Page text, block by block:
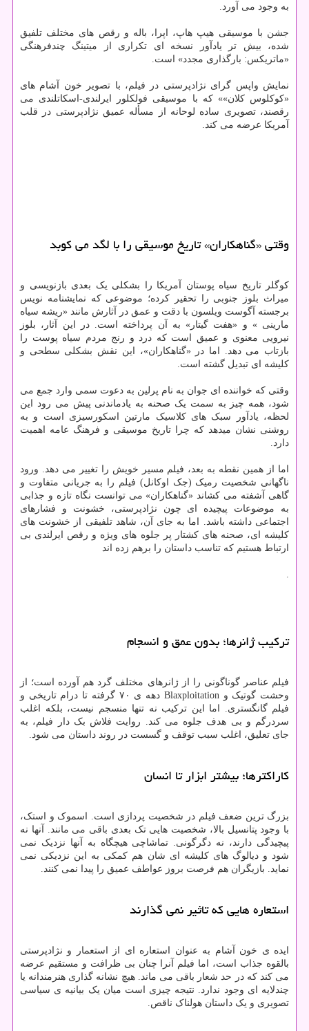
به وجود می آورد.
جشن با موسیقی هیپ هاپ، اپرا، باله و رقص های مختلف تلفیق
شده، بیش تر یادآور نسخه ای تکراری از میتینگ چندفرهنگی
«ماتریکس: بارگذاری مجدد» است.
نمایش واپس گرای نژادپرستی در فیلم، با تصویر خون آشام های
«کوکلوس کلان»» که با موسیقی فولکلور ایرلندی-اسکاتلندی می
رقصند، تصویری ساده لوحانه از مسأله عمیق نژادپرستی در قلب
آمریکا عرضه می کند.
وقتی «گناهکاران» تاریخ موسیقی را با لگد می کوبد
کوگلر تاریخ سیاه پوستان آمریکا را بشکلی یک بعدی بازنویسی و
میراث بلوز جنوبی را تحقیر کرده؛ موضوعی که نمایشنامه نویس
برجسته آگوست ویلسون با دقت و عمق در آثارش مانند «ریشه سیاه
مارینی » و «هفت گیتار» به آن پرداخته است. در این آثار، بلوز
نیرویی معنوی و عمیق است که درد و رنج مردم سیاه پوست را
بازتاب می دهد. اما در «گناهکاران»، این نقش بشکلی سطحی و
کلیشه ای تبدیل گشته است.
وقتی که خواننده ای جوان به نام پرلین به دعوت سمی وارد جمع می
شود، همه چیز به سمت یک صحنه به یادماندنی پیش می رود این
لحظه، یادآور سبک های کلاسیک مارتین اسکورسیزی است و به
روشنی نشان میدهد که چرا تاریخ موسیقی و فرهنگ عامه اهمیت
دارد.
اما از همین نقطه به بعد، فیلم مسیر خویش را تغییر می دهد. ورود
ناگهانی شخصیت رمیک (جک اوکانل) فیلم را به جریانی متفاوت و
گاهی آشفته می کشاند «گناهکاران» می توانست نگاه تازه و جذابی
به موضوعات پیچیده ای چون نژادپرستی، خشونت و فشارهای
اجتماعی داشته باشد. اما به جای آن، شاهد تلفیقی از خشونت های
کلیشه ای، صحنه های کشتار پر جلوه های ویژه و رقص ایرلندی بی
ارتباط هستیم که تناسب داستان را برهم زده اند
ترکیب ژانرها؛ بدون عمق و انسجام
فیلم عناصر گوناگونی را از ژانرهای مختلف گرد هم آورده است؛ از
وحشت گوتیک و Blaxploitation دهه ی ۷۰ گرفته تا درام تاریخی و
فیلم گانگستری. اما این ترکیب نه تنها منسجم نیست، بلکه اغلب
سردرگم و بی هدف جلوه می کند. روایت فلاش بک دار فیلم، به
جای تعلیق، اغلب سبب توقف و گسست در روند داستان می شود.
کاراکترها؛ بیشتر ابزار تا انسان
بزرگ ترین ضعف فیلم در شخصیت پردازی است. اسموک و استک،
با وجود پتانسیل بالا، شخصیت هایی تک بعدی باقی می مانند. آنها نه
پیچیدگی دارند، نه دگرگونی. تماشاچی هیچگاه به آنها نزدیک نمی
شود و دیالوگ های کلیشه ای شان هم کمکی به این نزدیکی نمی
نماید. بازیگران هم فرصت بروز عواطف عمیق را پیدا نمی کنند.
استعاره هایی که تاثیر نمی گذارند
ایده ی خون آشام به عنوان استعاره ای از استعمار و نژادپرستی
بالقوه جذاب است، اما فیلم آنرا چنان بی ظرافت و مستقیم عرضه
می کند که در حد شعار باقی می ماند. هیچ نشانه گذاری هنرمندانه یا
چندلایه ای وجود ندارد. نتیجه چیزی است میان یک بیانیه ی سیاسی
تصویری و یک داستان هولناک ناقص.